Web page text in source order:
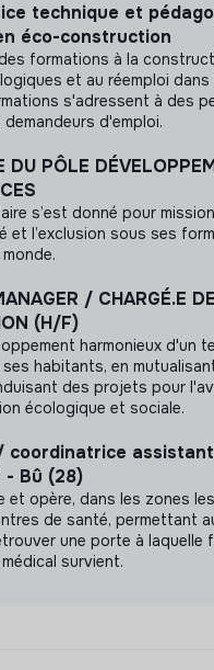
technique et
éco-construction
formations à la
et au réemploi dans
s'adressent à des
d'emploi.
DU PÔLE
s’est donné pour
et l’exclusion sous ses
/ CHARGÉ.E DE
(H/F)
harmonieux d'un
habitants, en
des projets pour
écologique et sociale.
coordinatrice
- Bû (28)
et opère, dans les zones
de santé, permettant
une porte à laquelle
survient.